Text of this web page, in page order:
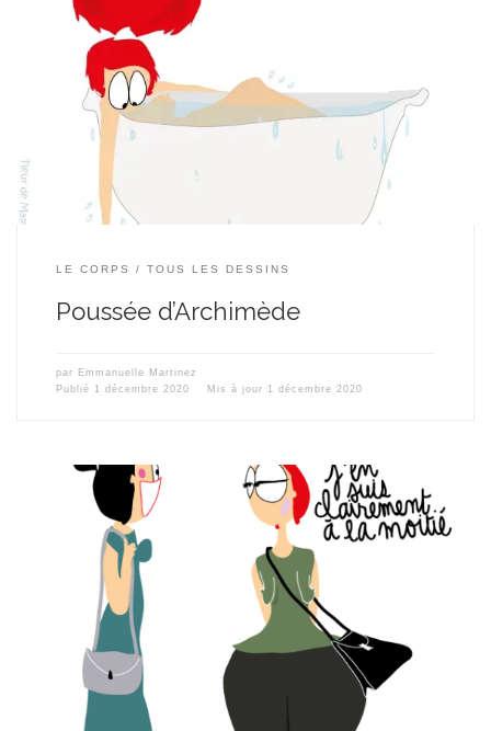
LE CORPS TOUS LES DESSINS
Poussée d’Archimède
par Emmanuelle Martinez
Publié 1 décembre 2020 Mis à jour 1 décembre 2020